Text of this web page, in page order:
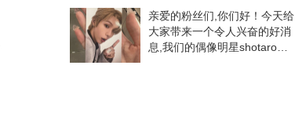
寿司版以其可爱的形象展示了
无限的魅
亲爱的粉丝们,你们好！今天给
大家带来一个令人兴奋的好消
息,我们的偶像明星shotaro又